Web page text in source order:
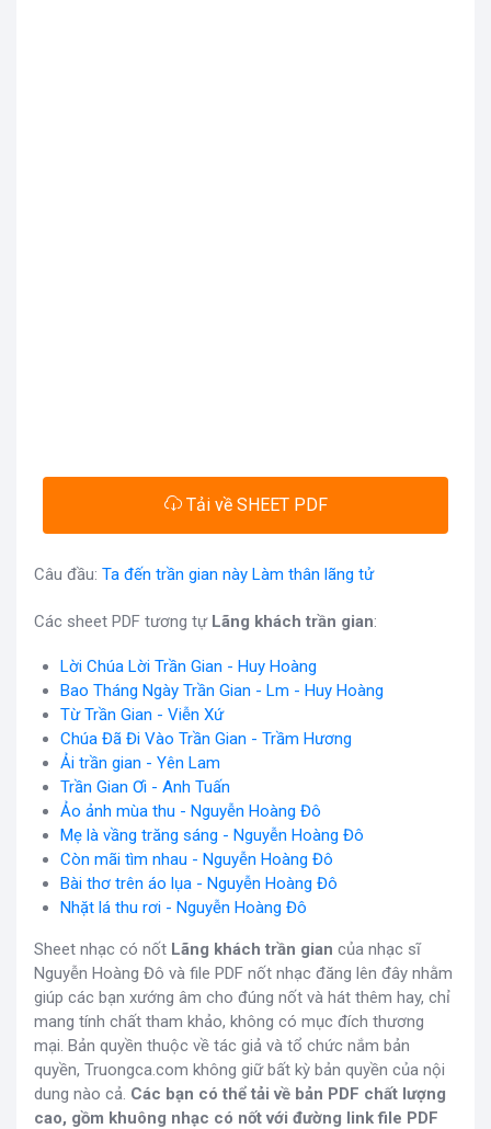
Tải về SHEET PDF
Câu đầu: Ta đến trần gian này Làm thân lãng tử
Các sheet PDF tương tự Lãng khách trần gian:
Lời Chúa Lời Trần Gian - Huy Hoàng
Bao Tháng Ngày Trần Gian - Lm - Huy Hoàng
Từ Trần Gian - Viễn Xứ
Chúa Đã Đi Vào Trần Gian - Trầm Hương
Ải trần gian - Yên Lam
Trần Gian Ơi - Anh Tuấn
Ảo ảnh mùa thu - Nguyễn Hoàng Đô
Mẹ là vầng trăng sáng - Nguyễn Hoàng Đô
Còn mãi tìm nhau - Nguyễn Hoàng Đô
Bài thơ trên áo lụa - Nguyễn Hoàng Đô
Nhặt lá thu rơi - Nguyễn Hoàng Đô
Sheet nhạc có nốt Lãng khách trần gian của nhạc sĩ
Nguyễn Hoàng Đô và file PDF nốt nhạc đăng lên đây nhằm
giúp các bạn xướng âm cho đúng nốt và hát thêm hay, chỉ
mang tính chất tham khảo, không có mục đích thương
mại. Bản quyền thuộc về tác giả và tổ chức nắm bản
quyền, Truongca.com không giữ bất kỳ bản quyền của nội
dung nào cả. Các bạn có thể tải về bản PDF chất lượng
cao, gồm khuông nhạc có nốt với đường link file PDF